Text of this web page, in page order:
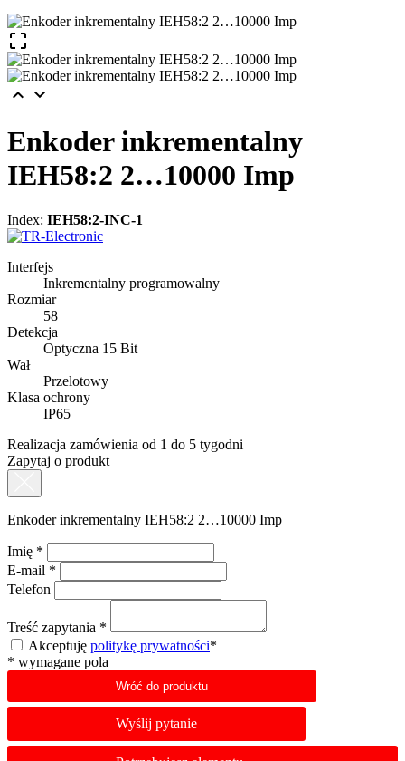

 
Enkoder inkrementalny
IEH58:2 2…10000 Imp
Index: IEH58:2-INC-1
Interfejs
Inkrementalny programowalny
Rozmiar
58
Detekcja
Optyczna 15 Bit
Wał
Przelotowy
Klasa ochrony
IP65
Realizacja zamówienia od 1 do 5 tygodni
Zapytaj o produkt
Enkoder inkrementalny IEH58:2 2…10000 Imp
Imię *
E-mail *
Telefon
Treść zapytania *
Akceptuję politykę prywatności*
* wymagane pola
Wróć do produktu
Wyślij pytanie